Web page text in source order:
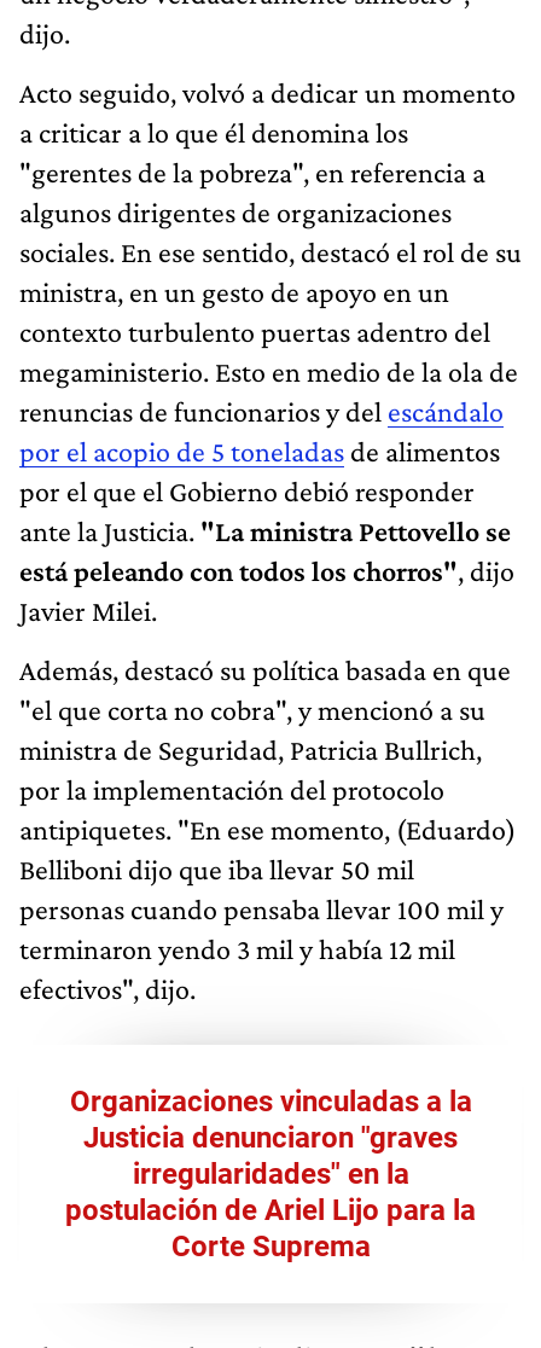
dijo.
Acto seguido, volvó a dedicar un momento
a criticar a lo que él denomina los
"gerentes de la pobreza", en referencia a
algunos dirigentes de organizaciones
sociales. En ese sentido, destacó el rol de su
ministra, en un gesto de apoyo en un
contexto turbulento puertas adentro del
megaministerio. Esto en medio de la ola de
renuncias de funcionarios y del escándalo
por el acopio de 5 toneladas de alimentos
por el que el Gobierno debió responder
ante la Justicia. "La ministra Pettovello se
está peleando con todos los chorros", dijo
Javier Milei.
Además, destacó su política basada en que
"el que corta no cobra", y mencionó a su
ministra de Seguridad, Patricia Bullrich,
por la implementación del protocolo
antipiquetes. "En ese momento, (Eduardo)
Belliboni dijo que iba llevar 50 mil
personas cuando pensaba llevar 100 mil y
terminaron yendo 3 mil y había 12 mil
efectivos", dijo.
Organizaciones vinculadas a la
Justicia denunciaron "graves
irregularidades" en la
postulación de Ariel Lijo para la
Corte Suprema